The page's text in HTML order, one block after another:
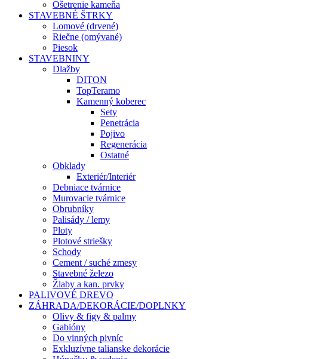
Ošetrenie kameňa
STAVEBNÉ ŠTRKY
Lomové (drvené)
Riečne (omývané)
Piesok
STAVEBNINY
Dlažby
DITON
TopTeramo
Kamenný koberec
Sety
Penetrácia
Pojivo
Regenerácia
Ostatné
Obklady
Exteriér/Interiér
Debniace tvárnice
Murovacie tvárnice
Obrubníky
Palisády / lemy
Ploty
Plotové striešky
Schody
Cement / suché zmesy
Stavebné železo
Žlaby a kan. prvky
PALIVOVÉ DREVO
ZÁHRADA/DEKORÁCIE/DOPLNKY
Olivy & figy & palmy
Gabióny
Do vinných pivníc
Exkluzívne talianske dekorácie